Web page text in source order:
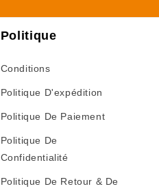
Politique
Conditions
Politique D'expédition
Politique De Paiement
Politique De
Confidentialité
Politique De Retour & De